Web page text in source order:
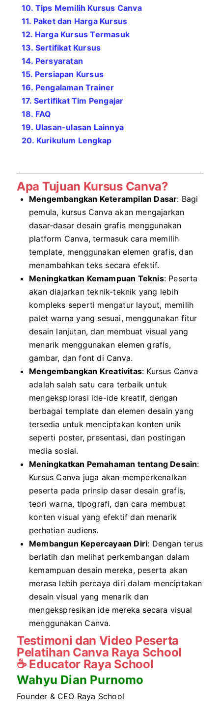
10. Tips Memilih Kursus Canva
11. Paket dan Harga Kursus
12. Harga Kursus Termasuk
13. Sertifikat Kursus
14. Persyaratan
15. Persiapan Kursus
16. Pengalaman Trainer
17. Sertifikat Tim Pengajar
18. FAQ
19. Ulasan-ulasan Lainnya
20. Kurikulum Lengkap
Apa Tujuan Kursus Canva?
Mengembangkan Keterampilan Dasar: Bagi
pemula, kursus Canva akan mengajarkan
dasar-dasar desain grafis menggunakan
platform Canva, termasuk cara memilih
template, menggunakan elemen grafis, dan
menambahkan teks secara efektif.
Meningkatkan Kemampuan Teknis: Peserta
akan diajarkan teknik-teknik yang lebih
kompleks seperti mengatur layout, memilih
palet warna yang sesuai, menggunakan fitur
desain lanjutan, dan membuat visual yang
menarik menggunakan elemen grafis,
gambar, dan font di Canva.
Mengembangkan Kreativitas: Kursus Canva
adalah salah satu cara terbaik untuk
mengeksplorasi ide-ide kreatif, dengan
berbagai template dan elemen desain yang
tersedia untuk menciptakan konten unik
seperti poster, presentasi, dan postingan
media sosial.
Meningkatkan Pemahaman tentang Desain:
Kursus Canva juga akan memperkenalkan
peserta pada prinsip dasar desain grafis,
teori warna, tipografi, dan cara membuat
konten visual yang efektif dan menarik
perhatian audiens.
Membangun Kepercayaan Diri: Dengan terus
berlatih dan melihat perkembangan dalam
kemampuan desain mereka, peserta akan
merasa lebih percaya diri dalam menciptakan
desain visual yang menarik dan
mengekspresikan ide mereka secara visual
menggunakan Canva.
Testimoni dan Video Peserta
Pelatihan Canva Raya School
☕Educator Raya School
Wahyu Dian Purnomo
Founder & CEO Raya School